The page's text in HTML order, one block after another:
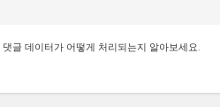
댓글 데이터가 어떻게 처리되는지 알아보세요.